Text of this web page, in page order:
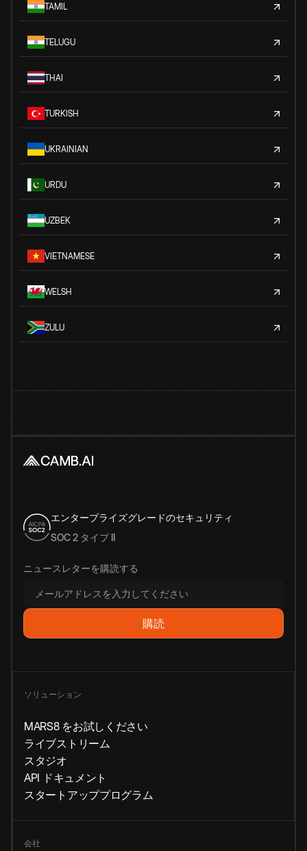
TAMIL
TELUGU
THAI
TURKISH
UKRAINIAN
URDU
UZBEK
VIETNAMESE
WELSH
ZULU
エンタープライズグレードのセキュリティ
SOC 2 タイプ II
ニュースレターを購読する
ソリューション
MARS8 をお試しください
ライブストリーム
スタジオ
API ドキュメント
スタートアッププログラム
会社